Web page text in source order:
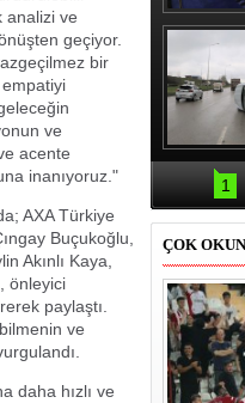
analizi ve
geçiyor.
bir
ve
acente
inanıyoruz."
AXA Türkiye
Buçukoğlu,
Akınlı Kaya,
önleyici
paylaştı.
ve
daha hızlı ve
Erbaş,
Veli
teravih
1
ÇOK